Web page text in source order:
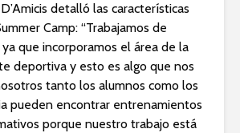
detalló las características
Camp: “Trabajamos de
que incorporamos el área de la
deportiva y esto es algo que nos
tanto los alumnos como los
pueden encontrar entrenamientos
porque nuestro trabajo está